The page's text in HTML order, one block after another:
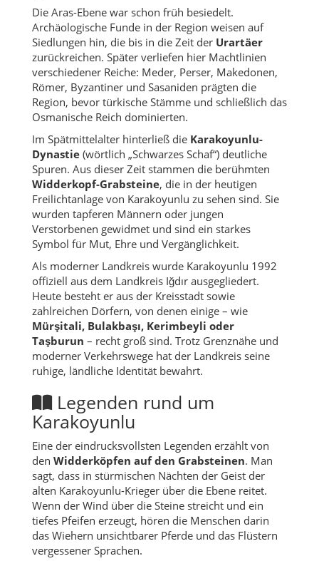
Die Aras-Ebene war schon früh besiedelt.
Archäologische Funde in der Region weisen auf
Siedlungen hin, die bis in die Zeit der Urartäer
zurückreichen. Später verliefen hier Machtlinien
verschiedener Reiche: Meder, Perser, Makedonen,
Römer, Byzantiner und Sasaniden prägten die
Region, bevor türkische Stämme und schließlich das
Osmanische Reich dominierten.
Im Spätmittelalter hinterließ die Karakoyunlu-
Dynastie (wörtlich „Schwarzes Schaf“) deutliche
Spuren. Aus dieser Zeit stammen die berühmten
Widderkopf-Grabsteine, die in der heutigen
Freilichtanlage von Karakoyunlu zu sehen sind. Sie
wurden tapferen Männern oder jungen
Verstorbenen gewidmet und sind ein starkes
Symbol für Mut, Ehre und Vergänglichkeit.
Als moderner Landkreis wurde Karakoyunlu 1992
offiziell aus dem Landkreis Iğdır ausgegliedert.
Heute besteht er aus der Kreisstadt sowie
zahlreichen Dörfern, von denen einige – wie
Mürşitali, Bulakbaşı, Kerimbeyli oder
Taşburun – recht groß sind. Trotz Grenznähe und
moderner Verkehrswege hat der Landkreis seine
ruhige, ländliche Identität bewahrt.
Legenden rund um
Karakoyunlu
Eine der eindrucksvollsten Legenden erzählt von
den Widderköpfen auf den Grabsteinen. Man
sagt, dass in stürmischen Nächten der Geist der
alten Karakoyunlu-Krieger über die Ebene reitet.
Wenn der Wind über die Steine streicht und ein
tiefes Pfeifen erzeugt, hören die Menschen darin
das Wiehern unsichtbarer Pferde und das Flüstern
vergessener Sprachen.